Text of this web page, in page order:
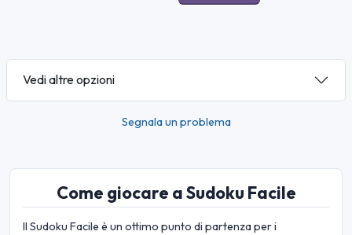
Vedi altre opzioni
Segnala un problema
Come giocare a Sudoku Facile
Il Sudoku Facile è un ottimo punto di partenza per i